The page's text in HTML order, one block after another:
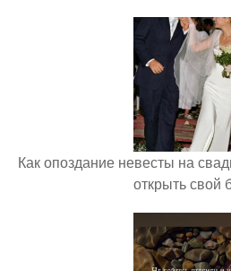
Как опоздание невесты на
открыть свой